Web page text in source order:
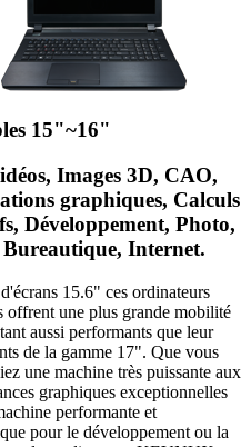
15"~16"
Images 3D, CAO,
graphiques, Calculs
Développement, Photo,
Internet.
15.6" ces ordinateurs
offrent une plus grande mobilité
aussi performants que leur
de la gamme 17". Que vous
une machine très puissante aux
graphiques exceptionnelles
performante et
pour le développement ou la